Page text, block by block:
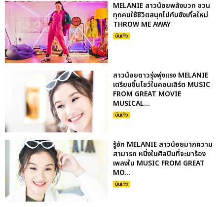
MELANIE สาวน้อยพลังบวก ชวน
ทุกคนใช้ชีวิตสนุกไปกับซิงเกิ้ลใหม่
THROW ME AWAY
บันเทิง
สาวน้อยดาวรุ่งพุ่งแรง MELANIE
เตรียมขึ้นโชว์ในคอนเสิร์ต MUSIC
FROM GREAT MOVIE
MUSICAL...
บันเทิง
รู้จัก MELANIE สาวน้อยมากความ
สามารถ หนึ่งในศิลปินที่จะมาร้อง
เพลงใน MUSIC FROM GREAT
MO...
บันเทิง